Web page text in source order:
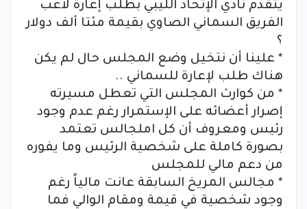
يتقدم نادي الإتحاد الليبي بطلب إعارة لاعب
الفريق السماني الصاوي بقيمة مئتا ألف دولار
؟
* علينا أن نتخيل وضع المجلس حال لم يكن
هناك طلب لإعارة للسماني ..
* من كوارث المجلس التي تعطل مسيرته
إصرار أعضائه على الإستمرار رغم عدم وجود
رئيس ومعروف أن كل املجالس تعتمد
بصورة كاملة على شخصية الرئيس وما يفوره
من دعم مالي للمجلس
* مجالس المريخ السابقة عانت مالياً رغم
وجود شخصية في قيمة ومقام الوالي فما